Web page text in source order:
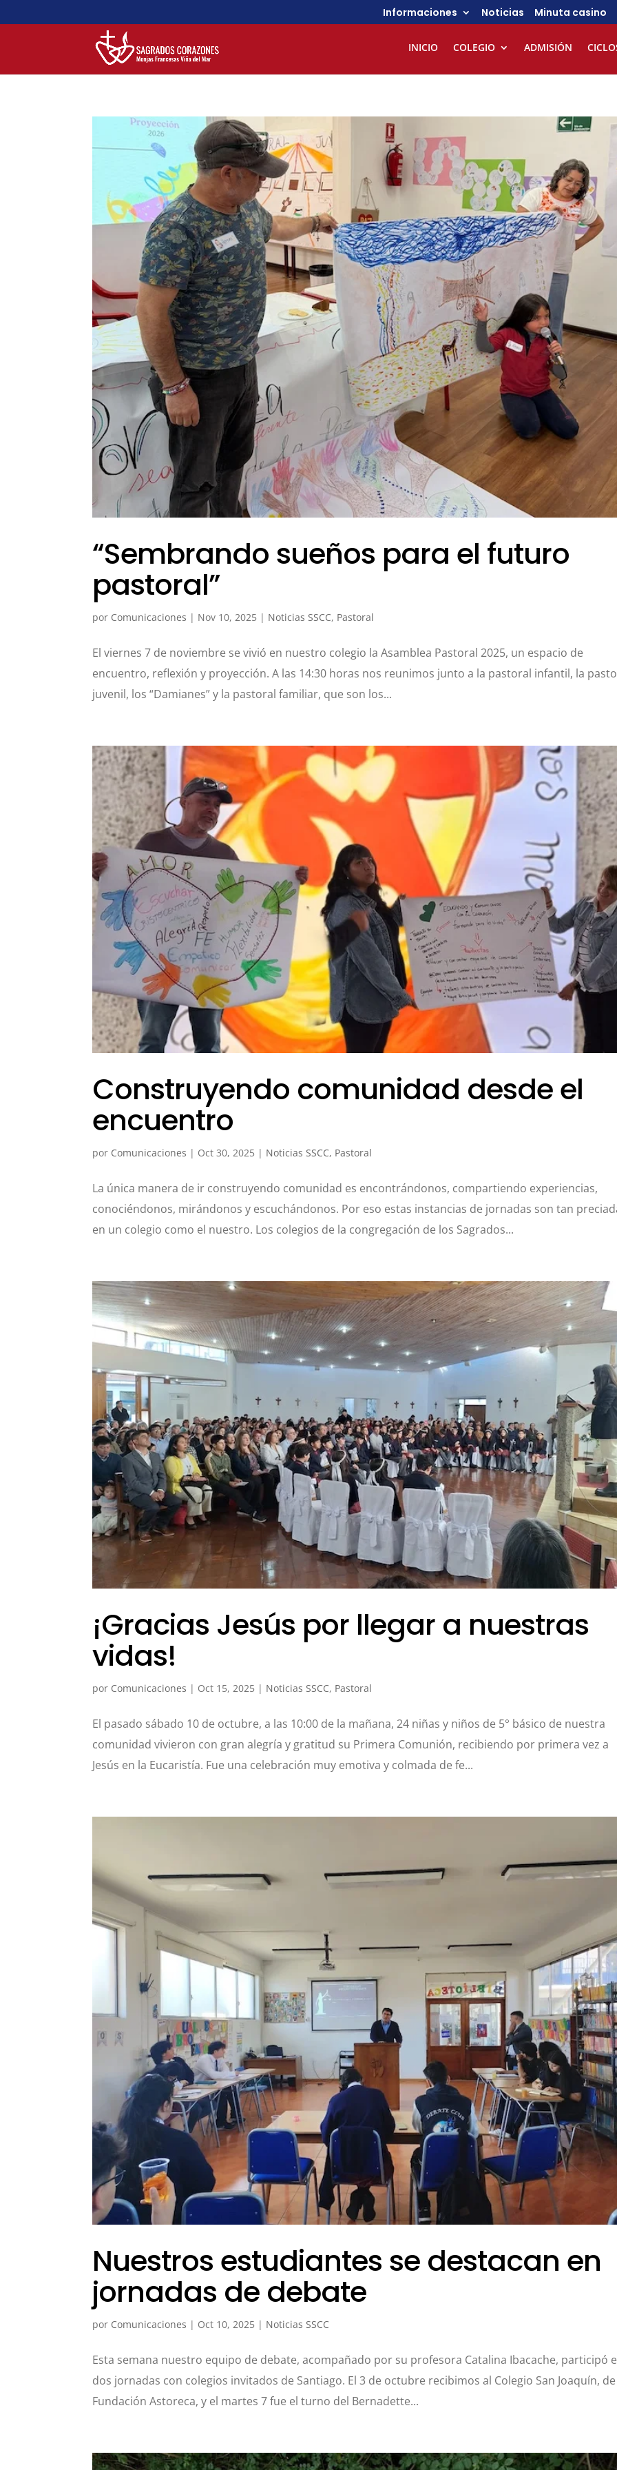
Informaciones Noticias Minuta casino
INICIO COLEGIO ADMISIÓN
“Sembrando sueños para el futuro
pastoral”
por Comunicaciones | Nov 10, 2025 | Noticias SSCC, Pastoral
El viernes 7 de noviembre se vivió en nuestro colegio la Asamblea Pastoral 2025, un espacio de
encuentro, reflexión y proyección. A las 14:30 horas nos reunimos junto a la pastoral infantil, la
juvenil, los “Damianes” y la pastoral familiar, que son los...
Construyendo comunidad desde el
encuentro
por Comunicaciones | Oct 30, 2025 | Noticias SSCC, Pastoral
La única manera de ir construyendo comunidad es encontrándonos, compartiendo experiencias,
conociéndonos, mirándonos y escuchándonos. Por eso estas instancias de jornadas son tan
en un colegio como el nuestro. Los colegios de la congregación de los Sagrados...
¡Gracias Jesús por llegar a nuestras
vidas!
por Comunicaciones | Oct 15, 2025 | Noticias SSCC, Pastoral
El pasado sábado 10 de octubre, a las 10:00 de la mañana, 24 niñas y niños de 5° básico de nuestra
comunidad vivieron con gran alegría y gratitud su Primera Comunión, recibiendo por primera vez a
Jesús en la Eucaristía. Fue una celebración muy emotiva y colmada de fe...
Nuestros estudiantes se destacan en
jornadas de debate
por Comunicaciones | Oct 10, 2025 | Noticias SSCC
Esta semana nuestro equipo de debate, acompañado por su profesora Catalina Ibacache, participó
dos jornadas con colegios invitados de Santiago. El 3 de octubre recibimos al Colegio San Joaquín,
Fundación Astoreca, y el martes 7 fue el turno del Bernadette...